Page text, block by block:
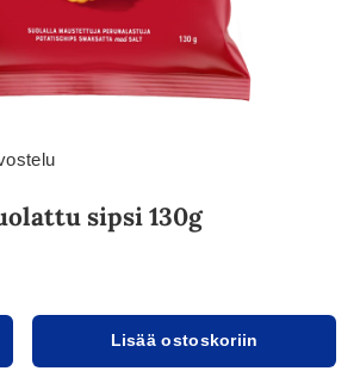
sipsi 130g
fi.cart.items.decrease_quantity
missing:
Lisää ostoskoriin